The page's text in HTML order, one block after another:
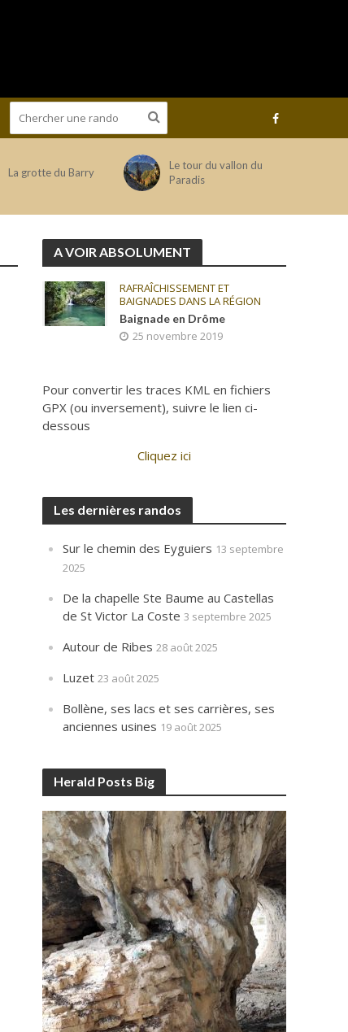
La grotte du Barry
Le tour du vallon du
Paradis
A VOIR ABSOLUMENT
RAFRAÎCHISSEMENT ET
BAIGNADES DANS LA RÉGION
Baignade en Drôme
25 novembre 2019
Pour convertir les traces KML en fichiers
GPX (ou inversement), suivre le lien ci-
dessous
Cliquez ici
Les dernières randos
Sur le chemin des Eyguiers 13 septembre
2025
De la chapelle Ste Baume au Castellas
de St Victor La Coste 3 septembre 2025
Autour de Ribes 28 août 2025
Luzet 23 août 2025
Bollène, ses lacs et ses carrières, ses
anciennes usines 19 août 2025
Herald Posts Big